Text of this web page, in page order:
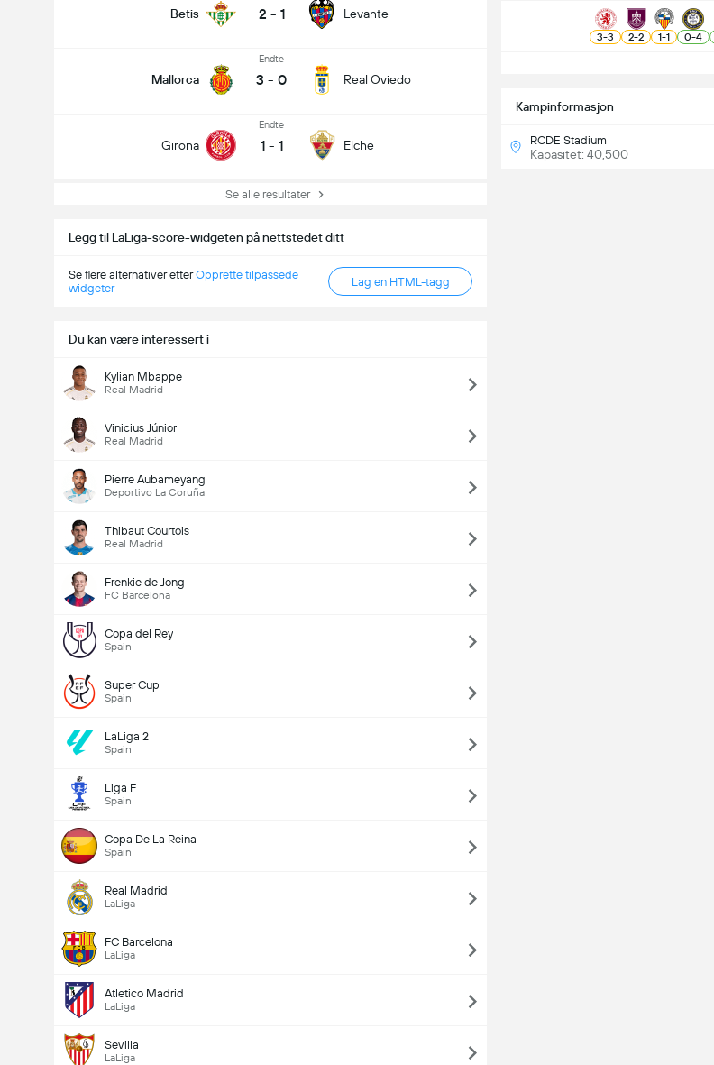
Betis 2 - 1 Levante
Mallorca
Endte
3 - 0 Real Oviedo
Girona
Endte
1 - 1 Elche
Se alle resultater
Legg til LaLiga-score-widgeten på nettstedet ditt
Se flere alternativer etterOpprette tilpassede
widgeter
Lag en HTML-tagg
Du kan være interessert i
Kylian Mbappe
Real Madrid
Vinicius Júnior
Real Madrid
Pierre Aubameyang
Deportivo La Coruña
Thibaut Courtois
Real Madrid
Frenkie de Jong
FC Barcelona
Copa del Rey
Spain
Super Cup
Spain
LaLiga 2
Spain
Liga F
Spain
Copa De La Reina
Spain
Real Madrid
LaLiga
FC Barcelona
LaLiga
Atletico Madrid
LaLiga
Sevilla
LaLiga
Kampinformasjon
RCDE Stadium
Kapasitet: 40,500
3-3 2-2 1-1 0-4